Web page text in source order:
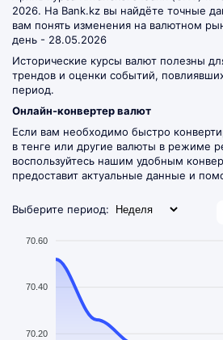
2026. На Bank.kz вы найдёте точные
вам понять изменения на валютном
день - 28.05.2026
Исторические курсы валют полезны
трендов и оценки событий,
период.
Онлайн-конвертер валют
Если вам необходимо быстро
в тенге или другие валюты в режиме
воспользуйтесь нашим удобным
предоставит актуальные данные и
Выберите период:
70.60
70.40
70.20